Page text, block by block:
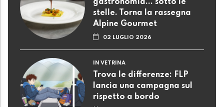
gastronomia... sotto le
stelle. Torna la rassegna
Alpine Gourmet
02 LUGLIO 2026
IN VETRINA
Trova le differenze: FLP
lancia una campagna sul
rispetto a bordo